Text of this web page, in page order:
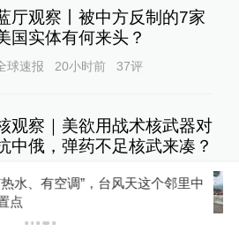
厅观察丨被中方反制的7家
国实体有何来头？
球速报 20小时前 37评
观察｜美欲用战术核武器对
中俄，弹药不足核武来凑？
湃防务 10小时前 65评
诉县政府未交地：这边还在打官司，
地被拍卖了